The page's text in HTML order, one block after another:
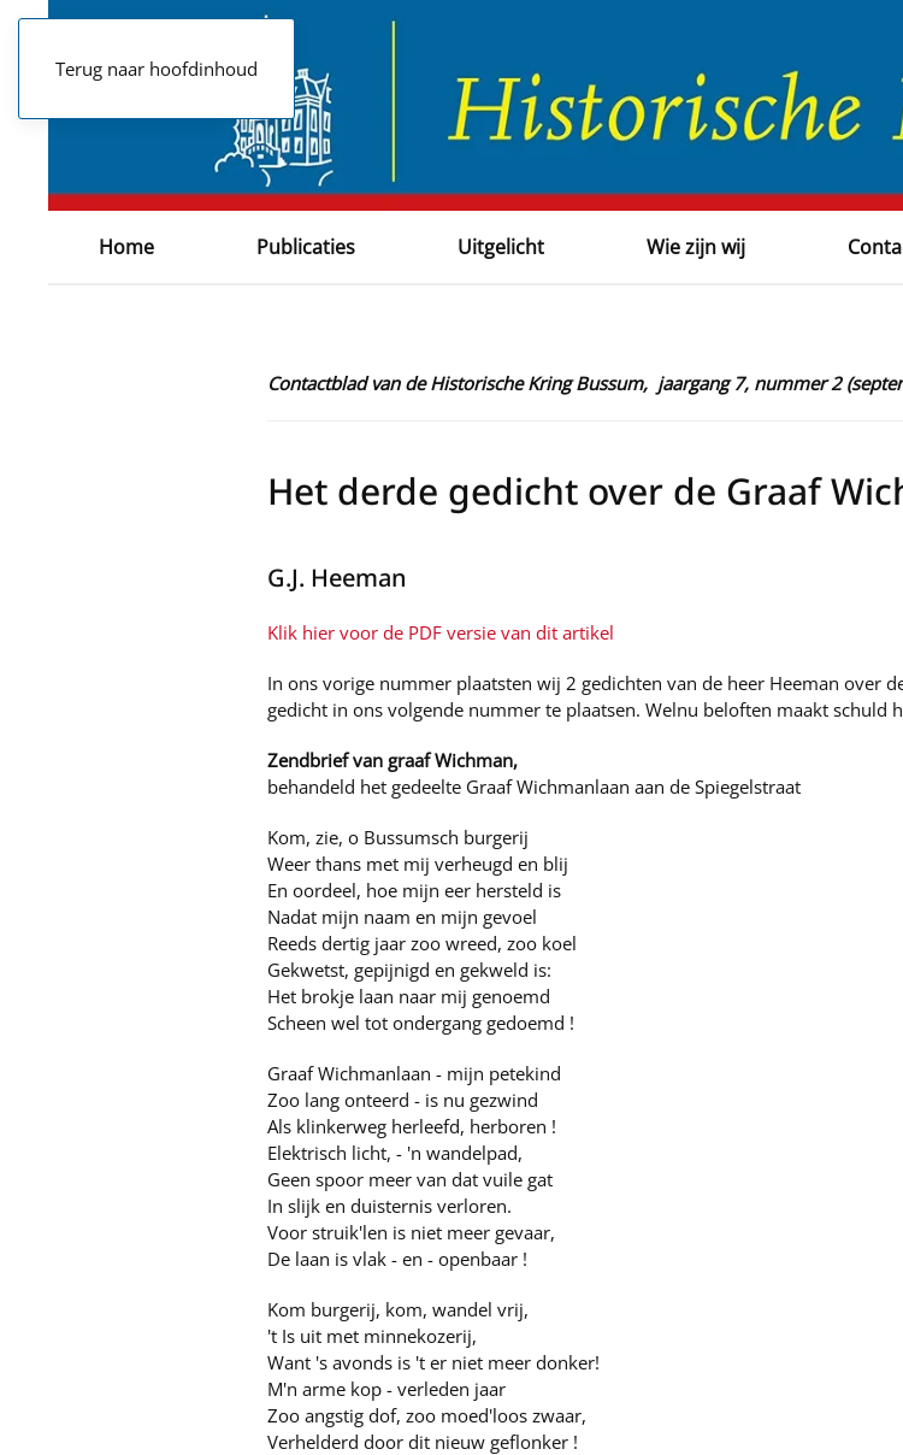
Terug naar hoofdinhoud
Home Publicaties Uitgelicht Wie zijn wij
Contactblad van de Historische Kring Bussum, jaargang 7, nummer 2
Het derde gedicht over de Graaf
G.J. Heeman
Klik hier voor de PDF versie van dit artikel
In ons vorige nummer plaatsten wij 2 gedichten van de heer Heeman over
gedicht in ons volgende nummer te plaatsen. Welnu beloften maakt schuld
Zendbrief van graaf Wichman,
behandeld het gedeelte Graaf Wichmanlaan aan de Spiegelstraat
Kom, zie, o Bussumsch burgerij
Weer thans met mij verheugd en blij
En oordeel, hoe mijn eer hersteld is
Nadat mijn naam en mijn gevoel
Reeds dertig jaar zoo wreed, zoo koel
Gekwetst, gepijnigd en gekweld is:
Het brokje laan naar mij genoemd
Scheen wel tot ondergang gedoemd !
Graaf Wichmanlaan - mijn petekind
Zoo lang onteerd - is nu gezwind
Als klinkerweg herleefd, herboren !
Elektrisch licht, - 'n wandelpad,
Geen spoor meer van dat vuile gat
In slijk en duisternis verloren.
Voor struik'len is niet meer gevaar,
De laan is vlak - en - openbaar !
Kom burgerij, kom, wandel vrij,
't Is uit met minnekozerij,
Want 's avonds is 't er niet meer donker!
M'n arme kop - verleden jaar
Zoo angstig dof, zoo moed'loos zwaar,
Verhelderd door dit nieuw geflonker !